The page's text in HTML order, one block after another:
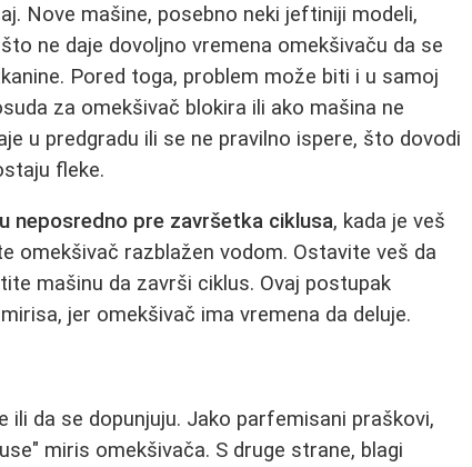
Nove mašine, posebno neki jeftiniji modeli,
ne daje dovoljno vremena omekšivaču da se
Pored toga, problem može biti i u samoj
za omekšivač blokira ili ako mašina ne
u predgradu ili se ne pravilno ispere, što dovodi
fleke.
neposredno pre završetka ciklusa, kada je veš
omekšivač razblažen vodom. Ostavite veš da
mašinu da završi ciklus. Ovaj postupak
jer omekšivač ima vremena da deluje.
da se dopunjuju. Jako parfemisani praškovi,
miris omekšivača. S druge strane, blagi